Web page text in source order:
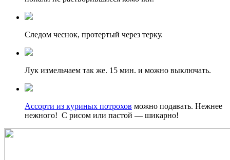
Следом чеснок, протертый через терку.
Лук измельчаем так же. 15 мин. и можно выключать.
Ассорти из куриных потрохов можно подавать. Нежнее
нежного! С рисом или пастой — шикарно!